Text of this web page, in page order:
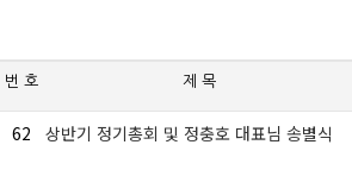
번 호 제 목
62 상반기 정기총회 및 정충호 대표님 송별식